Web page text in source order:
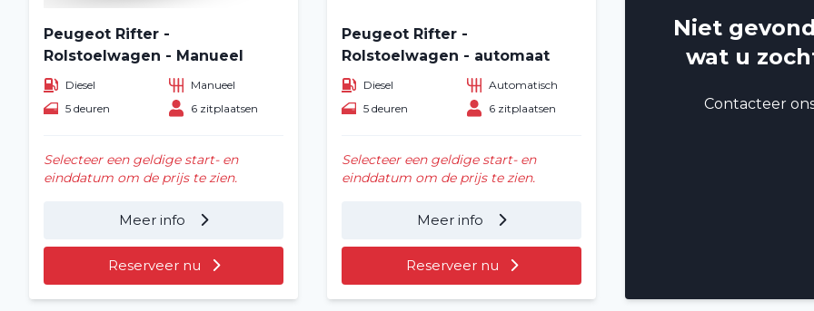
Lange termijn
Over ons
Peugeot Rifter -
Rolstoelwagen - Manueel
Diesel
Manueel
5 deuren
6 zitplaatsen
Selecteer een geldige start- en
einddatum om de prijs te zien.
Meer info
Reserveer nu
Peugeot Rifter -
Rolstoelwagen - automaat
Diesel
Automatisch
5 deuren
6 zitplaatsen
Selecteer een geldige start- en
einddatum om de prijs te zien.
Meer info
Reserveer nu
Niet
wat u
Contacteer